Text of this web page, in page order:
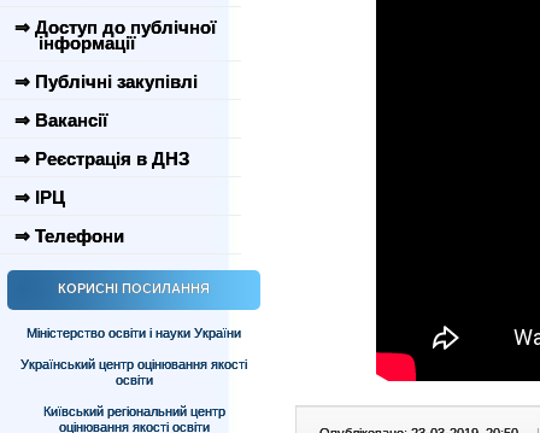
⇒ Доступ до публічної
інформації
⇒ Публічні закупівлі
⇒ Вакансії
⇒ Реєстрація в ДНЗ
⇒ ІРЦ
⇒ Телефони
КОРИСНІ ПОСИЛАННЯ
Міністерство освіти і науки України
Український центр оцінювання якості
освіти
Київський регіональний центр
оцінювання якості освіти